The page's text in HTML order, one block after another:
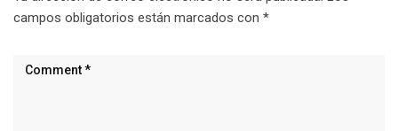
campos obligatorios están marcados con *